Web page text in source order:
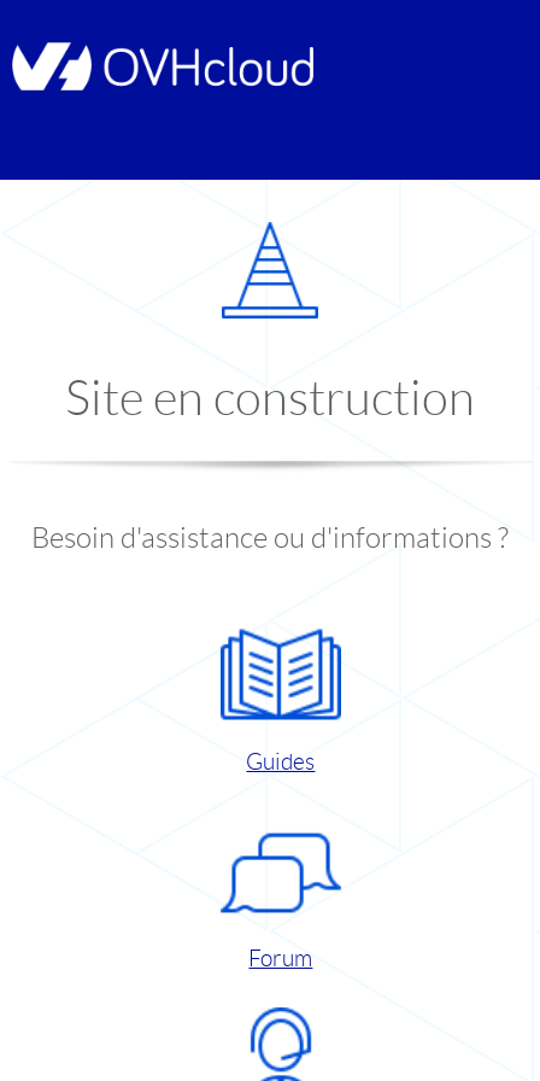
Site en construction
Besoin d'assistance ou d'informations ?
Guides
Forum